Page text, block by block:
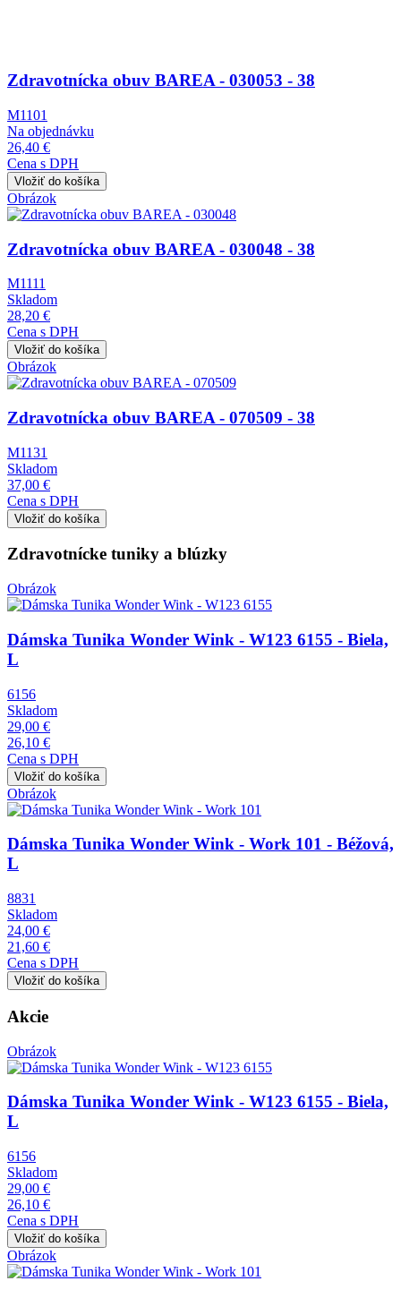
Zdravotnícka obuv BAREA - 030053 - 38
M1101
Na objednávku
26,40 €
Cena s DPH
Obrázok
Zdravotnícka obuv BAREA - 030048 - 38
M1111
Skladom
28,20 €
Cena s DPH
Obrázok
Zdravotnícka obuv BAREA - 070509 - 38
M1131
Skladom
37,00 €
Cena s DPH
Zdravotnícke tuniky a blúzky
Obrázok
Dámska Tunika Wonder Wink - W123 6155 - Biela,
L
6156
Skladom
29,00 €
26,10 €
Cena s DPH
Obrázok
Dámska Tunika Wonder Wink - Work 101 - Béžová,
L
8831
Skladom
24,00 €
21,60 €
Cena s DPH
Akcie
Obrázok
Dámska Tunika Wonder Wink - W123 6155 - Biela,
L
6156
Skladom
29,00 €
26,10 €
Cena s DPH
Obrázok